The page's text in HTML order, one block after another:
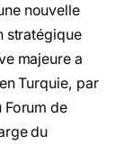
nouvelle
stratégique
majeure a
Turquie, par
Forum de
du